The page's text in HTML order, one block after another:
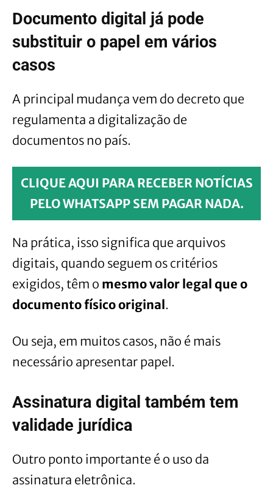
Documento digital já pode
substituir o papel em vários
casos
A principal mudança vem do decreto que
regulamenta a digitalização de
documentos no país.
CLIQUE AQUI PARA RECEBER NOTÍCIAS
PELO WHATSAPP SEM PAGAR NADA.
Na prática, isso significa que arquivos
digitais, quando seguem os critérios
exigidos, têm o mesmo valor legal que o
documento físico original .
Ou seja, em muitos casos, não é mais
necessário apresentar papel.
Assinatura digital também tem
validade jurídica
Outro ponto importante é o uso da
assinatura eletrônica.